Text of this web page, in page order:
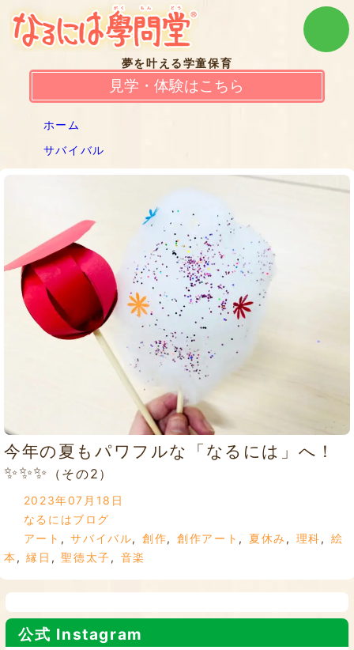
夢を叶える学童保育
見学・体験はこちら
ホーム
サバイバル
今年の夏もパワフルな「なるには」へ！
✨✨✨
（その2）
2023年07月18日
なるにはブログ
アート ,サバイバル,創作,創作アート , 夏休み , 理科, 絵
本 ,縁日 ,聖徳太子, 音楽
公式 Instagram